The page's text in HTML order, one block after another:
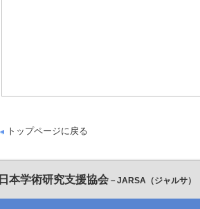
トップページに戻る
日本学術研究支援協会 －JARSA（ジャルサ）